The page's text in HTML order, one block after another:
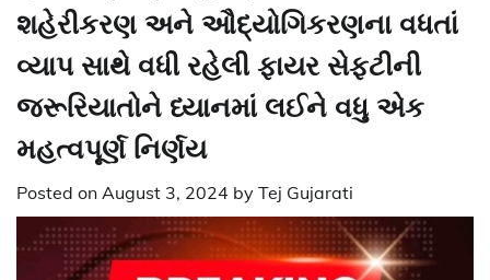
શહેરીકરણ અને ઔદ્યોગિકરણના વધતાં
વ્યાપ સાથે વધી રહેલી ફાયર સેફ્ટીની
જરૂરિયાતોને ધ્યાનમાં લઈને વધુ એક
મહત્વપૂર્ણ નિર્ણય
Posted on August 3, 2024 by Tej Gujarati